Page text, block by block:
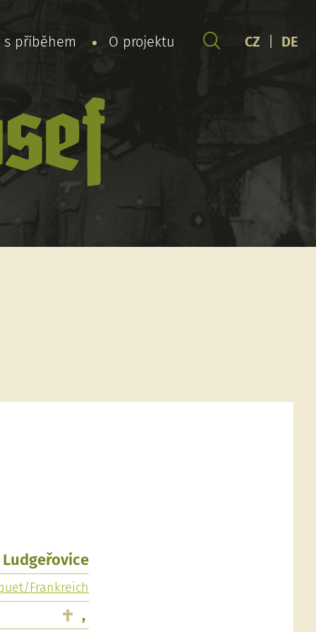
s příběhem O projektu CZ DE
Ludgeřovice
Frankreich
,